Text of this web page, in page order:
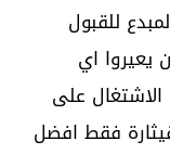
للقبول
يعيروا اي
الاشتغال على
فقط افضل